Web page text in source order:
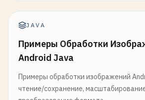
JAVA
Примеры Обработки
Android Java
Примеры обработки изображений
чтение/сохранение,